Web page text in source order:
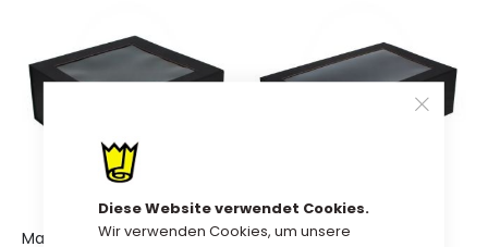
Diese Website verwendet Cookies.
Wir verwenden Cookies, um unsere
Magnetbox Fenster
Magnetbox Fenster